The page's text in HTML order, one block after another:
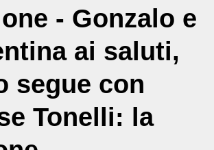
- Gonzalo e
ai saluti,
segue con
Tonelli: la